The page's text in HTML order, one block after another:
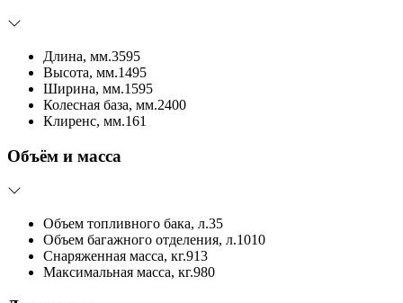
Длина, мм.3595
Высота, мм.1495
Ширина, мм.1595
Колесная база, мм.2400
Клиренс, мм.161
Объём и масса
Объем топливного бака, л.35
Объем багажного отделения, л.1010
Снаряженная масса, кг.913
Максимальная масса, кг.980